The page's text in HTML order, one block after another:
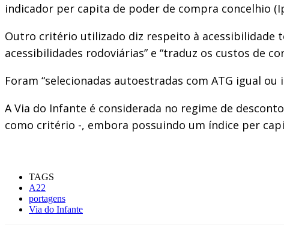
indicador per capita de poder de compra concelhio
Outro critério utilizado diz respeito à acessibilidade
acessibilidades rodoviárias” e “traduz os custos de
Foram “selecionadas autoestradas com ATG igual
A Via do Infante é considerada no regime de
como critério -, embora possuindo um índice per
TAGS
A22
portagens
Via do Infante